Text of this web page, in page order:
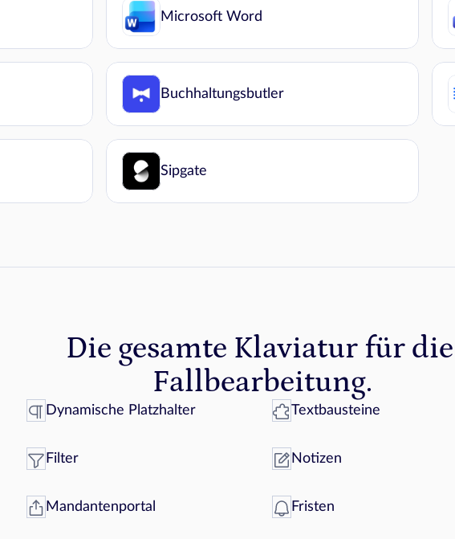
Microsoft Word
Buchhaltungsbutler
Sipgate
Die gesamte Klaviatur für die
Fallbearbeitung.
Dynamische Platzhalter Textbausteine
Filter Notizen
Mandantenportal Fristen